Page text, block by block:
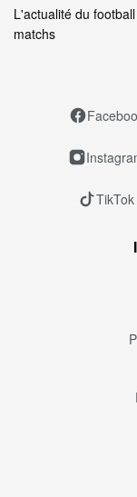
L'actualité du
matchs
TikTok